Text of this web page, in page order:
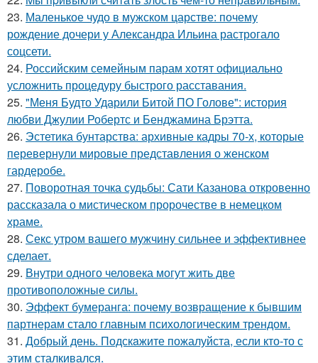
23. Маленькое чудо в мужском царстве: почему
рождение дочери у Александра Ильина растрогало
соцсети.
24. Российским семейным парам хотят официально
усложнить процедуру быстрого расставания.
25. "Меня Будто Ударили Битой ПО Голове": история
любви Джулии Робертс и Бенджамина Брэтта.
26. Эстетика бунтарства: архивные кадры 70-х, которые
перевернули мировые представления о женском
гардеробе.
27. Поворотная точка судьбы: Сати Казанова откровенно
рассказала о мистическом пророчестве в немецком
храме.
28. Секс утром вашего мужчину сильнее и эффективнее
сделает.
29. Внутри одного человека могут жить две
противоположные силы.
30. Эффект бумеранга: почему возвращение к бывшим
партнерам стало главным психологическим трендом.
31. Добрый день. Подскaжите пожалуйста, если кто-то с
этим сталкивался.